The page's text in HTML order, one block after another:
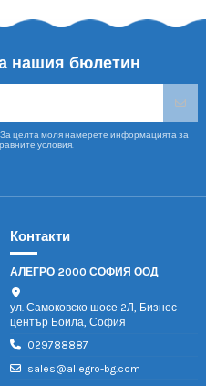
нашия бюлетин
целта моля намерете информацията за
условия.
Контакти
АЛЕГРО 2000 СОФИЯ ООД
ул. Самоковско шосе 2Л, Бизнес
център Боила, София
029788887
sales@allegro-bg.com